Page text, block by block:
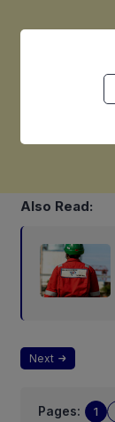
Also Read:
Next
Pages: 1